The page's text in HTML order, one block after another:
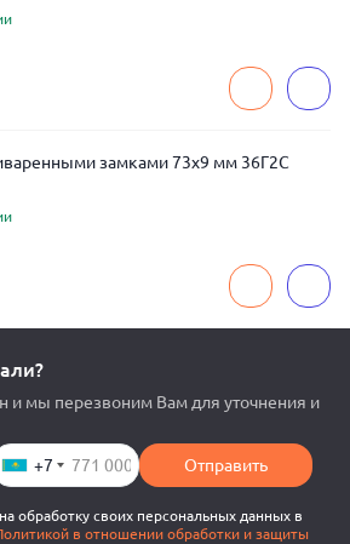
замками 73x9 мм 36Г2С
и мы перезвоним Вам для уточнения и
+7 Отправить
обработку своих персональных данных в
в отношении обработки и защиты